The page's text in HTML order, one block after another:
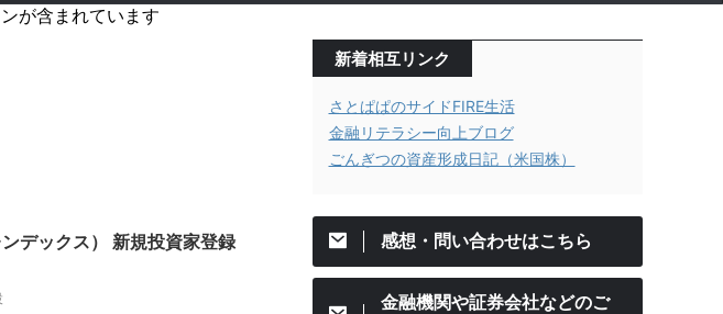
が含まれています
デックス） 新規投資家登録
新着相互リンク
さとぱぱのサイドFIRE生活
金融リテラシー向上ブログ
ごんぎつの資産形成日記（米国株）
感想・問い合わせはこちら
金融機関や証券会社などのご